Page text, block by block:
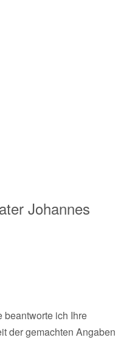
Johannes
beantworte ich Ihre
der gemachten Angaben